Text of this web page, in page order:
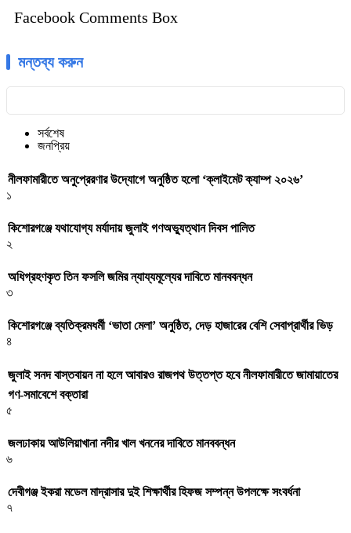
Facebook Comments Box
মন্তব্য করুন
সর্বশেষ
জনপ্রিয়
নীলফামারীতে অনুপ্রেরণার উদ্যোগে অনুষ্ঠিত হলো ‘ক্লাইমেট ক্যাম্প ২০২৬’
১
কিশোরগঞ্জে যথাযোগ্য মর্যাদায় জুলাই গণঅভ্যুত্থান দিবস পালিত
২
অধিগ্রহণকৃত তিন ফসলি জমির ন্যায্যমূল্যের দাবিতে মানববন্ধন
৩
কিশোরগঞ্জে ব্যতিক্রমধর্মী ‘ভাতা মেলা’ অনুষ্ঠিত, দেড় হাজারের বেশি সেবাপ্রার্থীর ভিড়
৪
জুলাই সনদ বাস্তবায়ন না হলে আবারও রাজপথ উত্তপ্ত হবে নীলফামারীতে জামায়াতের
গণ-সমাবেশে বক্তারা
৫
জলঢাকায় আউলিয়াখানা নদীর খাল খননের দাবিতে মানববন্ধন
৬
দেবীগঞ্জ ইকরা মডেল মাদ্রাসার দুই শিক্ষার্থীর হিফজ সম্পন্ন উপলক্ষে সংবর্ধনা
৭